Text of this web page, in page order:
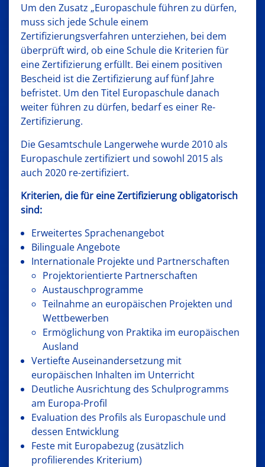
Um den Zusatz „Europaschule führen zu dürfen,
muss sich jede Schule einem
Zertifizierungsverfahren unterziehen, bei dem
überprüft wird, ob eine Schule die Kriterien für
eine Zertifizierung erfüllt. Bei einem positiven
Bescheid ist die Zertifizierung auf fünf Jahre
befristet. Um den Titel Europaschule danach
weiter führen zu dürfen, bedarf es einer Re-
Zertifizierung.
Die Gesamtschule Langerwehe wurde 2010 als
Europaschule zertifiziert und sowohl 2015 als
auch 2020 re-zertifiziert.
Kriterien, die für eine Zertifizierung obligatorisch
sind:
Erweitertes Sprachenangebot
Bilinguale Angebote
Internationale Projekte und Partnerschaften
Projektorientierte Partnerschaften
Austauschprogramme
Teilnahme an europäischen Projekten und
Wettbewerben
Ermöglichung von Praktika im europäischen
Ausland
Vertiefte Auseinandersetzung mit
europäischen Inhalten im Unterricht
Deutliche Ausrichtung des Schulprogramms
am Europa-Profil
Evaluation des Profils als Europaschule und
dessen Entwicklung
Feste mit Europabezug (zusätzlich
profilierendes Kriterium)